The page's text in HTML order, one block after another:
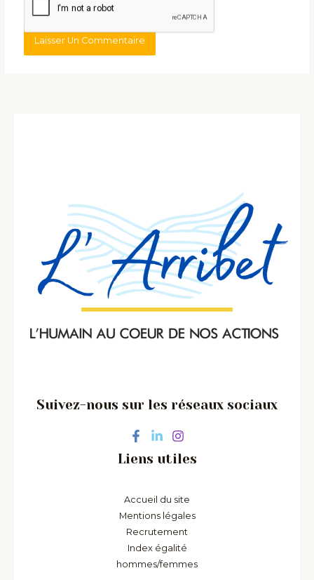
Suivez-nous sur les réseaux sociaux
Liens utiles
Accueil du site
Mentions légales
Recrutement
Index égalité
hommes/femmes